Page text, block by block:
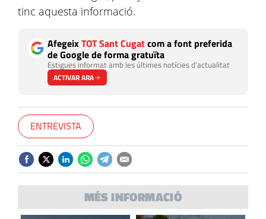
tinc aquesta informació.
AfegeixTOT Sant Cugatcom a font preferida
de Google de forma gratuïta
Estigues informat amb les últimes notícies d'actualitat
ACTIVAR ARA
ENTREVISTA
MÉS INFORMACIÓ